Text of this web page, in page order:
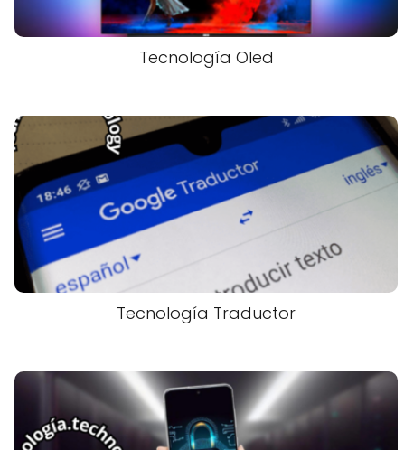
Tecnología Oled
Tecnología Traductor